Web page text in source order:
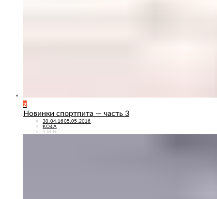
2
Новинки спортпита — часть 3
POSTED
ON
30.04.1605.05.2016
KO4A
5 MIN